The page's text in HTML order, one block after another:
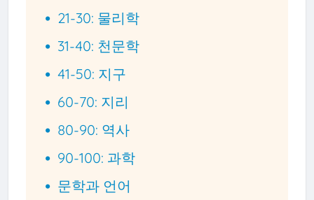
21-30: 물리학
31-40: 천문학
41-50: 지구
60-70: 지리
80-90: 역사
90-100: 과학
문학과 언어